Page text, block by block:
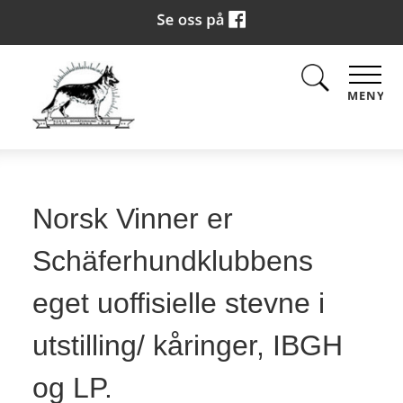
MENY
Norsk Vinner er
Schäferhundklubbens
eget uoffisielle stevne i
utstilling/ kåringer, IBGH
og LP.